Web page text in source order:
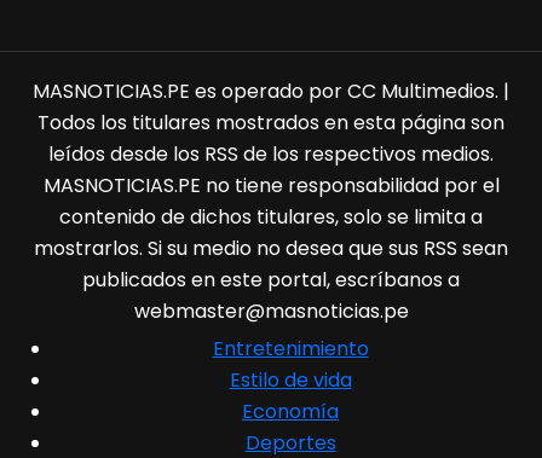
MASNOTICIAS.PE es operado por CC Multimedios. |
Todos los titulares mostrados en esta página son
leídos desde los RSS de los respectivos medios.
MASNOTICIAS.PE no tiene responsabilidad por el
contenido de dichos titulares, solo se limita a
mostrarlos. Si su medio no desea que sus RSS sean
publicados en este portal, escríbanos a
webmaster@masnoticias.pe
Entretenimiento
Estilo de vida
Economía
Deportes